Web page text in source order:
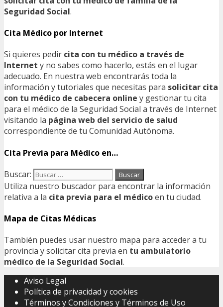
Seguridad Social.
Cita Médico por Internet
Si quieres pedir cita con tu médico a través de
Internet y no sabes como hacerlo, estás en el lugar
adecuado. En nuestra web encontrarás toda la
información y tutoriales que necesitas para solicitar cita
con tu médico de cabecera online y gestionar tu cita
para el médico de la Seguridad Social a través de Internet
visitando la página web del servicio de salud
correspondiente de tu Comunidad Autónoma.
Cita Previa para Médico en…
Buscar:
Utiliza nuestro buscador para encontrar la información
relativa a la cita previa para el médicoen tu ciudad.
Mapa de Citas Médicas
También puedes usar nuestro mapa para acceder a tu
provincia y solicitar cita previa en tu ambulatorio
médico de la Seguridad Social.
Aviso Legal
Política de privacidad y cookies
Términos y Condiciones y Términos de Uso